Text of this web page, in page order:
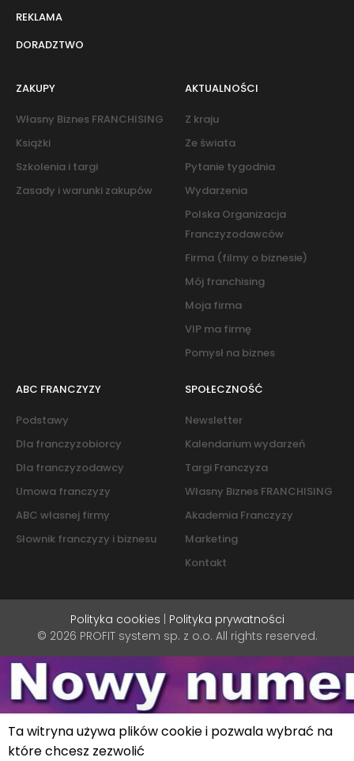
REKLAMA
DORADZTWO
ZAKUPY
Własny Biznes FRANCHISING
Książki
Szkolenia i targi
Zasady i warunki zakupów
AKTUALNOŚCI
Z kraju
Ze świata
Pytanie tygodnia
Wydarzenia
Polska Organizacja
Franczyzodawców
Firma (filmy o biznesie)
Mój franchising
Moja firma
VIP ma firmę
Pomysł na biznes
ABC FRANCZYZY
Podstawy
Dla franczyzobiorcy
Dla franczyzodawcy
Umowa franczyzy
ABC własnej firmy
Słownik franczyzy i biznesu
SPOŁECZNOŚĆ
Newsletter
Kalendarium wydarzeń
Targi Franczyza
Własny Biznes FRANCHISING
Akademia Franczyzy
Marketing
Kontakt
Polityka cookies
Polityka prywatności
© 2026 PROFIT system sp. z o.o. All rights reserved.
Ta witryna używa plików cookie i pozwala wybrać na
które chcesz zezwolić